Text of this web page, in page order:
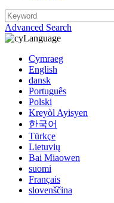
Advanced Search
Language
Cymraeg
English
dansk
Português
Polski
Kreyòl Ayisyen
한국어
Türkçe
Lietuvių
Bai Miaowen
suomi
Français
slovenščina